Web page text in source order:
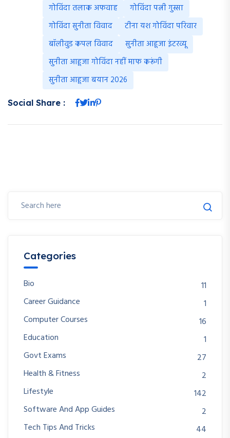
गोविंदा तलाक अफवाह
गोविंदा पत्नी गुस्सा
गोविंदा सुनीता विवाद
टीना यश गोविंदा परिवार
बॉलीवुड कपल विवाद
सुनीता आहूजा इंटरव्यू
सुनीता आहूजा गोविंदा नहीं माफ करूंगी
सुनीता आहूजा बयान 2026
Social Share :
Categories
Bio
11
Career Guidance
1
Computer Courses
16
Education
1
Govt Exams
27
Health & Fitness
2
Lifestyle
142
Software And App Guides
2
Tech Tips And Tricks
44